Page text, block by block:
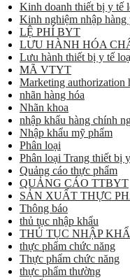
Kinh doanh thiết bị y tế
Kinh nghiệm nhập hàng
LỆ PHÍ BYT
LƯU HÀNH HÓA
Lưu hành thiết bị y tế
MÃ VTYT
Marketing authorization
nhãn hàng hóa
Nhãn khoa
nhập khẩu hàng chính
Nhập khẩu mỹ phẩm
Phân loại
Phân loại Trang thiết bị
Quảng cáo thực phẩm
QUẢNG CÁO TTBYT
SẢN XUẤT THỰC
Thông báo
thủ tục nhập khẩu
THỦ TỤC NHẬP
thực phẩm chức năng
Thực phẩm chức năng
thực phẩm thường